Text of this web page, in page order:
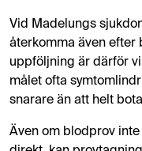
Vid Madelungs
återkomma även efter
uppföljning är därför
målet ofta
snarare än att helt
Även om blodprov